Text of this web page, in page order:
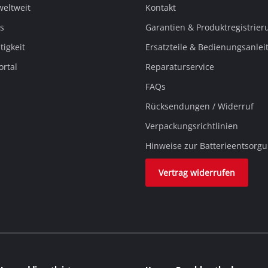
Kontakt
Garantien &
Ersatzteile &
Reparaturservice
FAQs
Rücksendungen / Widerruf
Verpackungsrichtlinien
Hinweise zur
Vertrag widerrufen